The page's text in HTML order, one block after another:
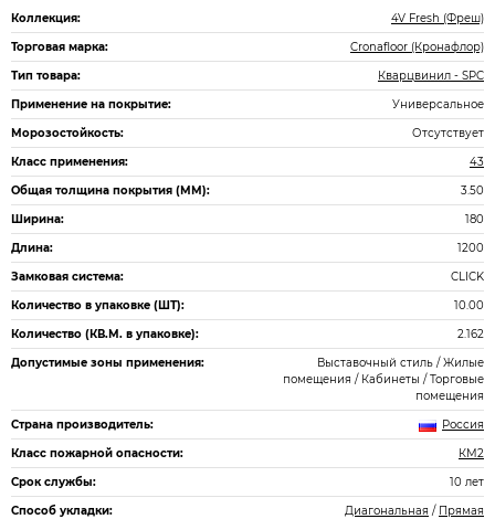
Коллекция:
4V Fresh (Фреш)
Торговая марка:
Cronafloor (Кронафлор)
Тип товара:
Кварцвинил - SPC
Применение на покрытие:
Универсальное
Морозостойкость:
Отсутствует
Класс применения:
43
Общая толщина покрытия (ММ):
3.50
Ширина:
180
Длина:
1200
Замковая система:
CLICK
Количество в упаковке (ШТ):
10.00
Количество (КВ.М. в упаковке):
2.162
Допустимые зоны применения:
Выставочный стиль / Жилые
помещения / Кабинеты / Торговые
помещения
Страна производитель:
Россия
Класс пожарной опасности:
КМ2
Срок службы:
10 лет
Способ укладки:
Диагональная / Прямая